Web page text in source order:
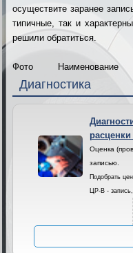
осуществите заранее
типичные, так и
решили обратиться.
Фото Наименование
Диагностика
Оценка
записью.
Подобрать
ЦР-В - запись,